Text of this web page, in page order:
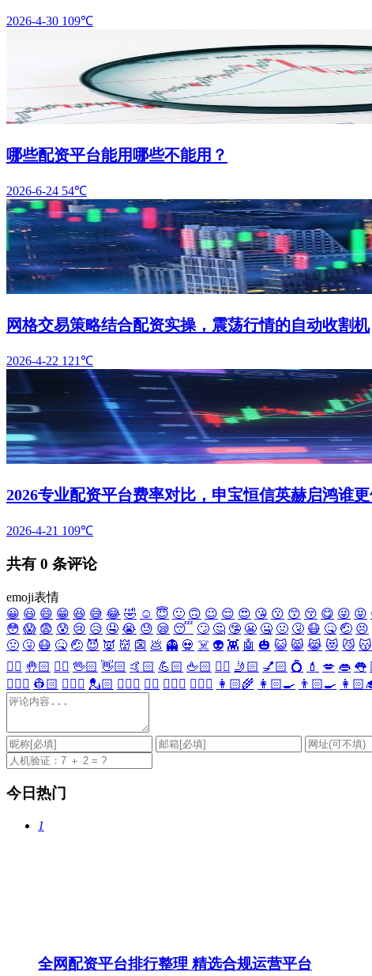
2026-4-30 109℃
哪些配资平台能用哪些不能用？
2026-6-24 54℃
网格交易策略结合配资实操，震荡行情的自动收割机
2026-4-22 121℃
2026专业配资平台费率对比，申宝恒信英赫启鸿谁
2026-4-21 109℃
共有 0 条评论
emoji表情
😀 😃 😄 😁 😆 😅 😂 🤣 ☺️ 😇 🙂 🙃 😉 😌 😍 😘 😗 😙 😚 😋 😜 😝
😳 😱 😨 😰 😢 😥 🤤 😭 😓 😪 😴 🙄 🤔 🤥 😬 🤐 🤢 🤧 😷 🤒 🤕 😣
🤢 🤧 😷 🤒 🤕 😈 👿 👹 👺 💩 👻 💀 ☠️ 👽 👾 🤖 🎃 😺 😸 😹 😻 😼 😽
✋🏻 🤚🏻 🖐🏻 🖖🏻 👋🏻 🤙🏻 💪🏻 🖕🏻 ✍🏻 🤳🏻 💅🏻 💍 💄 💋 👄 👅
👷🏻‍♀️ 👷🏻 💂🏻‍♀️ 💂🏻 🕵🏻‍♀️ 🕵🏻 👩🏻‍⚕️ 👨🏻‍⚕️ 👩🏻‍🌾 👩🏻‍🍳 👨🏻‍🍳
今日热门
1
全网配资平台排行整理 精选合规运营平台